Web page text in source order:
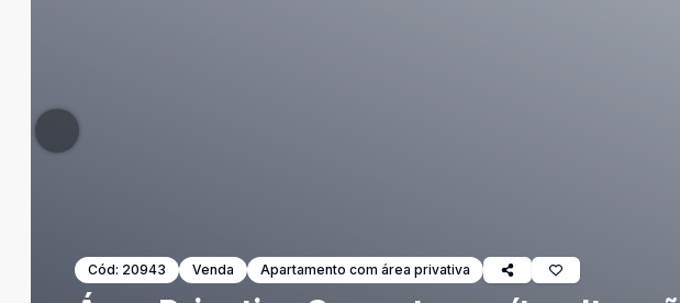
Cód: 20943 Venda Apartamento com área privativa